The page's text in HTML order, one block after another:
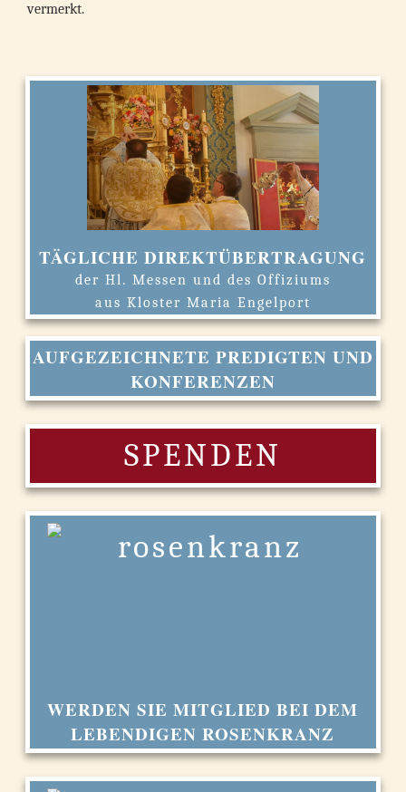
vermerkt.
TÄGLICHE DIREKTÜBERTRAGUNG
der Hl. Messen und des Offiziums
aus Kloster Maria Engelport
AUFGEZEICHNETE PREDIGTEN UND
KONFERENZEN
SPENDEN
WERDEN SIE MITGLIED BEI DEM
LEBENDIGEN ROSENKRANZ